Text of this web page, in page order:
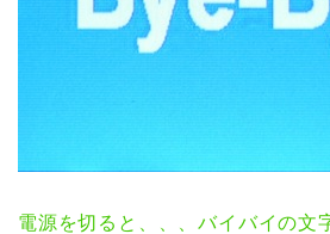
電源を切ると、、、バイバイの文